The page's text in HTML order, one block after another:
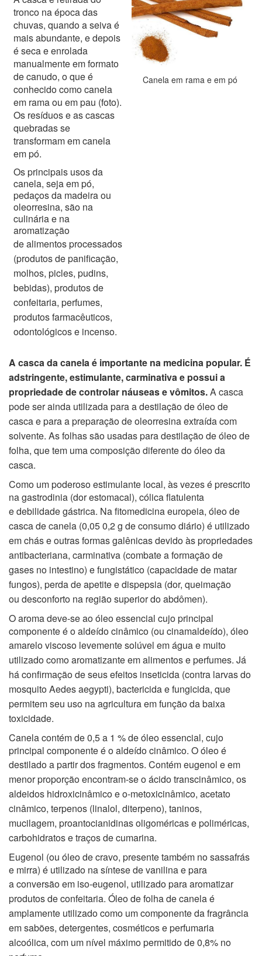
tronco na época das
chuvas, quando a seiva é
mais abundante, e depois
é seca e enrolada
manualmente em formato
de canudo, o que é
conhecido como canela
em rama ou em pau (foto).
Os resíduos e as cascas
quebradas se
transformam em canela
em pó.
Os principais usos da
canela, seja em pó,
pedaços da madeira ou
oleorresina, são na
culinária e na
aromatização
dealimentos processados
(produtos de panificação,
molhos, picles, pudins,
bebidas), produtos de
confeitaria, perfumes,
produtos farmacêuticos,
odontológicos e incenso.
Canela em rama e em pó
A casca da canela é importante na medicina popular. É
adstringente, estimulante, carminativa e possui a
propriedadede controlar náuseas e vômitos.A casca
pode ser ainda utilizada para a destilação de óleo de
casca e para apreparação de oleorresina extraída com
solvente. As folhas são usadas para destilação de óleo de
folha, que tem umacomposição diferente do óleo da
casca.
Como um poderoso estimulante local, às vezes é prescrito
na gastrodinia (dor estomacal), cólica flatulenta
edebilidade gástrica. Na fitomedicina europeia, óleo de
casca de canela (0,05 0,2 g de consumo diário) é utilizado
em chás e outras formas galênicas devido às propriedades
antibacteriana, carminativa (combate a formação de
gases no intestino) e fungistático (capacidade de matar
fungos), perda de apetite e dispepsia (dor, queimação
ou desconforto na região superior do abdômen).
O aroma deve-se ao óleo essencial cujo principal
componente é o aldeído cinâmico (ou cinamaldeído), óleo
amareloviscoso levemente solúvel em água e muito
utilizado como aromatizante em alimentos e perfumes. Já
há confirmação deseus efeitos inseticida (contra larvas do
mosquito Aedes aegypti), bactericida e fungicida, que
permitem seu uso naagricultura em função da baixa
toxicidade.
Canela contém de 0,5 a 1 % de óleo essencial, cujo
principal componente é o aldeído cinâmico. O óleo é
destilado apartir dos fragmentos. Contém eugenol e em
menor proporção encontram-se o ácido transcinâmico, os
aldeidos hidroxicinâmico e o-metoxicinâmico, acetato
cinâmico, terpenos (linalol, diterpeno), taninos,
mucilagem, proantocianidinas oligoméricas e poliméricas,
carbohidratos e traços de cumarina.
Eugenol (ou óleo de cravo, presente também no sassafrás
e mirra) é utilizado na síntese de vanilina e para
aconversão em iso-eugenol, utilizado para aromatizar
produtos de confeitaria. Óleo de folha de canela é
amplamente utilizado como um componente da fragrância
em sabões, detergentes, cosméticos e perfumaria
alcoólica, com um nível máximo permitido de 0,8% no